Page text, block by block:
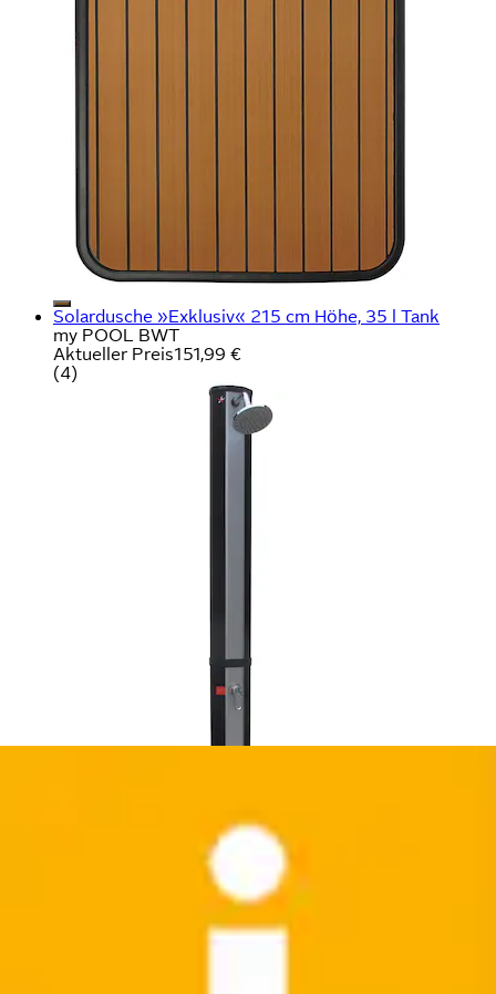
Solardusche »Exklusiv« 215 cm Höhe, 35 l Tank
my POOL BWT
Aktueller Preis151,99 €
(4)